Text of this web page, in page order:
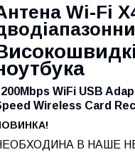
Wi-Fi
WiFi USB
Wireless Card
В НАШЕ